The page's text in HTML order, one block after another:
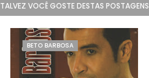
TALVEZ VOCÊ GOSTE DESTAS POSTAGENS
BETO BARBOSA